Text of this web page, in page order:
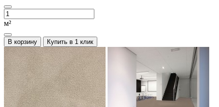
м²
В корзину Купить в 1 клик